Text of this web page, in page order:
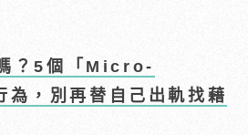
？5個「Micro-
，別再替自己出軌找藉